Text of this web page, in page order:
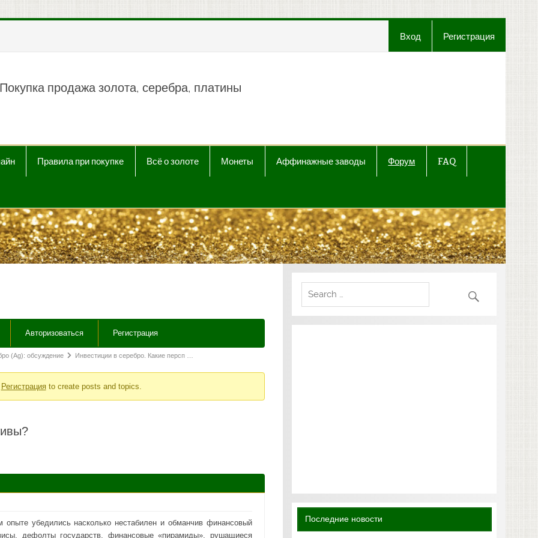
Вход Регистрация
продать Au, Ag, Pt
Покупка продажа золота, серебра, платины
Правила при покупке Всё о золоте Монеты Аффинажные заводы Форум FAQ
Авторизоваться Регистрация
(Ag): обсуждение Инвестиции в серебро. Какие персп …
Регистрацияto create posts and topics.
опыте убедились насколько нестабилен и обманчив финансовый
дефолты государств, финансовые «пирамиды», рушащиеся
Последние новости